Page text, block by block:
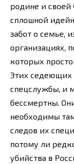
родине и своей
сплошной
забот о семье,
организациях,
которых
Этих седеющих
спецслужбы, и
бессмертны.
необходимы
следов их
потому ли
убийства в